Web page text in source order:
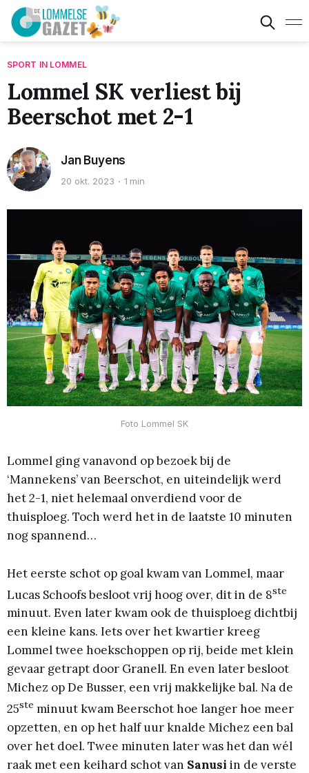
SPORT IN LOMMEL
Lommel SK verliest bij
Beerschot met 2-1
Jan Buyens
20 okt. 2023 1 min
Foto Lommel SK
Lommel ging vanavond op bezoek bij de
‘Mannekens’ van Beerschot, en uiteindelijk werd
het 2-1, niet helemaal onverdiend voor de
thuisploeg. Toch werd het in de laatste 10 minuten
nog spannend…
Het eerste schot op goal kwam van Lommel, maar
Lucas Schoofs besloot vrij hoog over, dit in de 8ste
minuut. Even later kwam ook de thuisploeg dichtbij
een kleine kans. Iets over het kwartier kreeg
Lommel twee hoekschoppen op rij, beide met klein
gevaar getrapt door Granell. En even later besloot
Michez op De Busser, een vrij makkelijke bal. Na de
25ste minuut kwam Beerschot hoe langer hoe meer
opzetten, en op het half uur knalde Michez een bal
over het doel. Twee minuten later was het dan wél
raak met een keihard schot van Sanusi in de verste